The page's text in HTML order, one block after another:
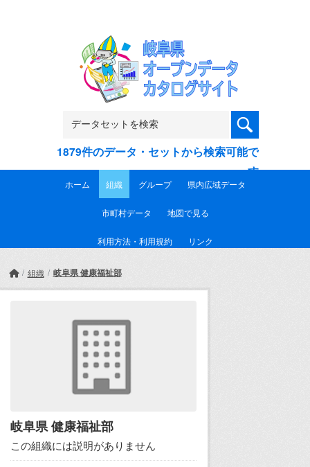
1879件のデータ・セットから検索可能で
す
ホーム 組織 グループ 県内広域データ
市町村データ 地図で見る
利用方法・利用規約 リンク
組織 岐阜県 健康福祉部
岐阜県 健康福祉部
この組織には説明がありません